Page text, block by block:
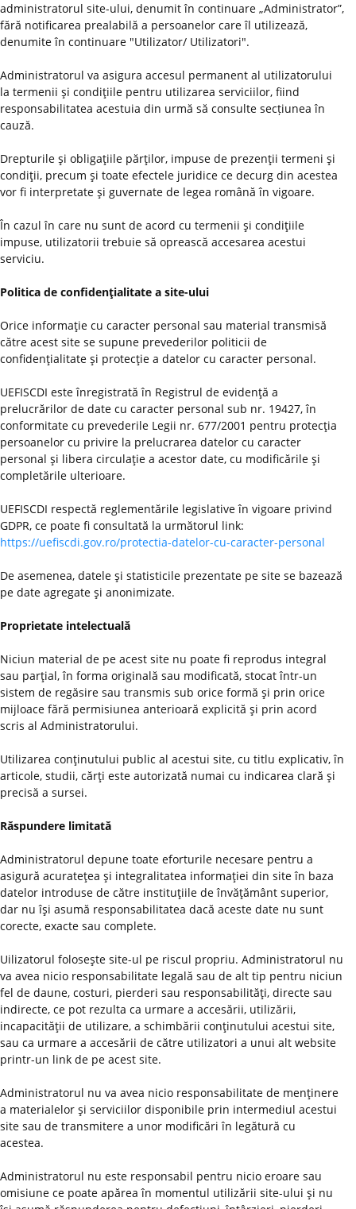
administratorul site-ului, denumit în continuare „Administrator”,
fără notificarea prealabilă a persoanelor care îl utilizează,
denumite în continuare "Utilizator/ Utilizatori".
Administratorul va asigura accesul permanent al utilizatorului
la termenii şi condiţiile pentru utilizarea serviciilor, fiind
responsabilitatea acestuia din urmă să consulte secțiunea în
cauză.
Drepturile şi obligaţiile părţilor, impuse de prezenţii termeni şi
condiţii, precum şi toate efectele juridice ce decurg din acestea
vor fi interpretate şi guvernate de legea română în vigoare.
În cazul în care nu sunt de acord cu termenii şi condiţiile
impuse, utilizatorii trebuie să oprească accesarea acestui
serviciu.
Politica de confidenţialitate a site-ului
Orice informaţie cu caracter personal sau material transmisă
către acest site se supune prevederilor politicii de
confidenţialitate şi protecţie a datelor cu caracter personal.
UEFISCDI este înregistrată în Registrul de evidenţă a
prelucrărilor de date cu caracter personal sub nr. 19427, în
conformitate cu prevederile Legii nr. 677/2001 pentru protecţia
persoanelor cu privire la prelucrarea datelor cu caracter
personal şi libera circulaţie a acestor date, cu modificările şi
completările ulterioare.
UEFISCDI respectă reglementările legislative în vigoare privind
GDPR, ce poate fi consultată la următorul link:
https://uefiscdi.gov.ro/protectia-datelor-cu-caracter-personal
De asemenea, datele şi statisticile prezentate pe site se bazează
pe date agregate şi anonimizate.
Proprietate intelectuală
Niciun material de pe acest site nu poate fi reprodus integral
sau parţial, în forma originală sau modificată, stocat într-un
sistem de regăsire sau transmis sub orice formă şi prin orice
mijloace fără permisiunea anterioară explicită şi prin acord
scris al Administratorului.
Utilizarea conţinutului public al acestui site, cu titlu explicativ, în
articole, studii, cărţi este autorizată numai cu indicarea clară şi
precisă a sursei.
Răspundere limitată
Administratorul depune toate eforturile necesare pentru a
asigură acurateţea şi integralitatea informaţiei din site în baza
datelor introduse de către instituţiile de învăţământ superior,
dar nu îşi asumă responsabilitatea dacă aceste date nu sunt
corecte, exacte sau complete.
Uilizatorul foloseşte site-ul pe riscul propriu. Administratorul nu
va avea nicio responsabilitate legală sau de alt tip pentru niciun
fel de daune, costuri, pierderi sau responsabilităţi, directe sau
indirecte, ce pot rezulta ca urmare a accesării, utilizării,
incapacităţii de utilizare, a schimbării conţinutului acestui site,
sau ca urmare a accesării de către utilizatori a unui alt website
printr-un link de pe acest site.
Administratorul nu va avea nicio responsabilitate de menţinere
a materialelor şi serviciilor disponibile prin intermediul acestui
site sau de transmitere a unor modificări în legătură cu
acestea.
Administratorul nu este responsabil pentru nicio eroare sau
omisiune ce poate apărea în momentul utilizării site-ului şi nu